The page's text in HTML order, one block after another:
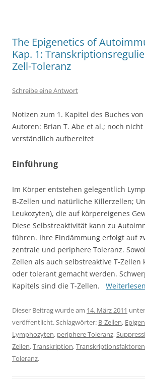
The Epigenetics of
Kap. 1:
Zell-Toleranz
Schreibe eine Antwort
Notizen zum 1. Kapitel des Buches
Autoren: Brian T. Abe et al.; noch
verständlich aufbereitet
Einführung
Im Körper entstehen gelegentlich
B-Zellen und natürliche Killerzellen;
Leukozyten), die auf körpereigenes
Diese Selbstreaktivität kann zu
führen. Ihre Eindämmung erfolgt auf
zentrale und periphere Toleranz.
Zellen als auch selbstreaktive T-
oder tolerant gemacht werden.
Kapitels sind die T-Zellen. Weiterlesen
Dieser Beitrag wurde am 14. März 2011 unter
veröffentlicht. Schlagwörter: B-Zellen,
Lymphozyten, periphere Toleranz,
Zellen,Transkription,Transkriptionsfaktoren
Toleranz.